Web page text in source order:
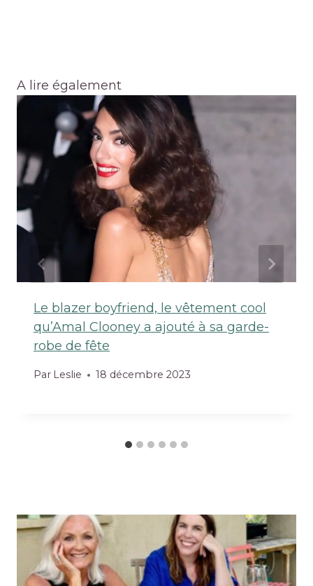
A lire également
Le blazer boyfriend, le vêtement cool
qu’Amal Clooney a ajouté à sa garde-
robe de fête
Par Leslie 18 décembre 2023